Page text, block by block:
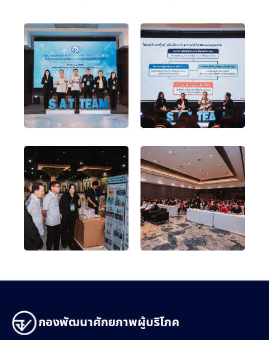
กองพัฒนาศักยภาพผู้บริโภค